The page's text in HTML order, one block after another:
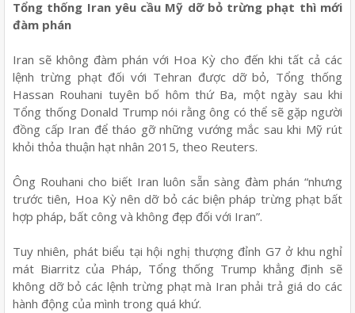
Tổng thống Iran yêu cầu Mỹ dỡ bỏ trừng phạt thì mới
đàm phán
Iran sẽ không đàm phán với Hoa Kỳ cho đến khi tất cả các
lệnh trừng phạt đối với Tehran được dỡ bỏ, Tổng thống
Hassan Rouhani tuyên bố hôm thứ Ba, một ngày sau khi
Tổng thống Donald Trump nói rằng ông có thể sẽ gặp người
đồng cấp Iran để tháo gỡ những vướng mắc sau khi Mỹ rút
khỏi thỏa thuận hạt nhân 2015, theo Reuters.
Ông Rouhani cho biết Iran luôn sẵn sàng đàm phán “nhưng
trước tiên, Hoa Kỳ nên dỡ bỏ các biện pháp trừng phạt bất
hợp pháp, bất công và không đẹp đối với Iran”.
Tuy nhiên, phát biểu tại hội nghị thượng đỉnh G7 ở khu nghỉ
mát Biarritz của Pháp, Tổng thống Trump khẳng định sẽ
không dỡ bỏ các lệnh trừng phạt mà Iran phải trả giá do các
hành động của mình trong quá khứ.